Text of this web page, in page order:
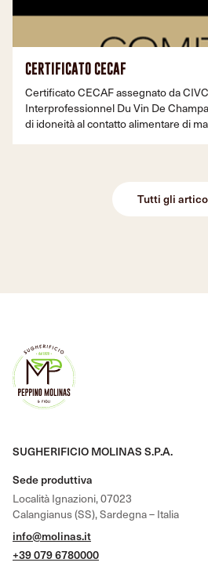
CERTIFICATO CECAF
Certificato CECAF assegnato da
Interprofessionnel Du Vin De
di idoneità al contatto alimentare di
Tutti gli
SUGHERIFICIO MOLINAS S.P.A.
Sede produttiva
Località Ignazioni, 07023
Calangianus (SS), Sardegna – Italia
info@molinas.it
+39 079 6780000